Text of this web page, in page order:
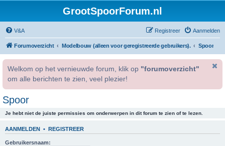
GrootSpoorForum.nl
V&A Aanmelden
Registreer
Forumoverzicht Modelbouw (alleen voor geregistreerde gebruikers). Spoor
Welkom op het vernieuwde forum, klik op "forumoverzicht"
om alle berichten te zien, veel plezier!
Spoor
Je hebt niet de juiste permissies om onderwerpen in dit forum te zien of te lezen.
AANMELDEN • REGISTREER
Gebruikersnaam: